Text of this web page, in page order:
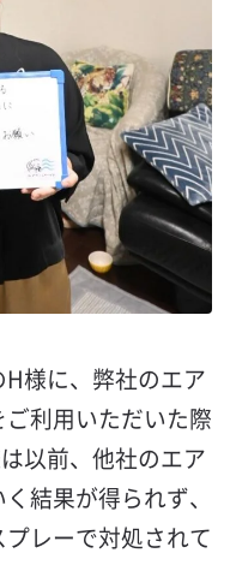
様に、弊社のエア
利用いただいた際
以前、他社のエア
結果が得られず、
レーで対処されて